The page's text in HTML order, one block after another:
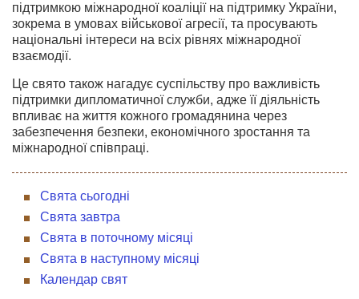
підтримкою міжнародної коаліції на підтримку України,
зокрема в умовах військової агресії, та просувають
національні інтереси на всіх рівнях міжнародної
взаємодії.
Це свято також нагадує суспільству про важливість
підтримки дипломатичної служби, адже її діяльність
впливає на життя кожного громадянина через
забезпечення безпеки, економічного зростання та
міжнародної співпраці.
Свята сьогодні
Свята завтра
Свята в поточному місяці
Свята в наступному місяці
Календар свят